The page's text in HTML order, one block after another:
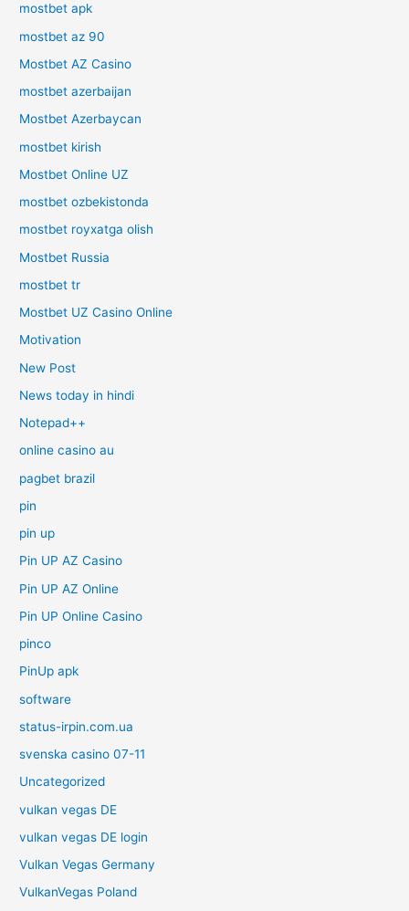
mostbet apk
mostbet az 90
Mostbet AZ Casino
mostbet azerbaijan
Mostbet Azerbaycan
mostbet kirish
Mostbet Online UZ
mostbet ozbekistonda
mostbet royxatga olish
Mostbet Russia
mostbet tr
Mostbet UZ Casino Online
Motivation
New Post
News today in hindi
Notepad++
online casino au
pagbet brazil
pin
pin up
Pin UP AZ Casino
Pin UP AZ Online
Pin UP Online Casino
pinco
PinUp apk
software
status-irpin.com.ua
svenska casino 07-11
Uncategorized
vulkan vegas DE
vulkan vegas DE login
Vulkan Vegas Germany
VulkanVegas Poland